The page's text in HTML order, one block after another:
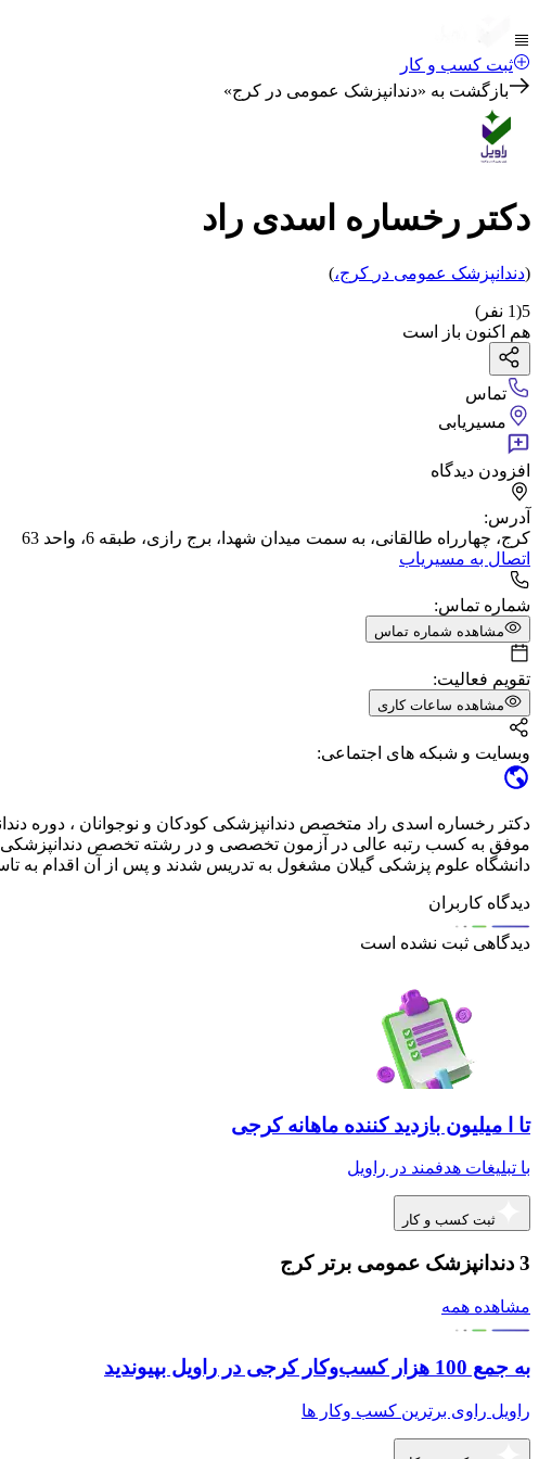
ثبت کسب و کار
بازگشت به «دندانپزشک عمومی در کرج»
دکتر رخساره اسدی راد
(دندانپزشک عمومی در کرج،)
5
(
1 نفر)
هم اکنون باز است
تماس
مسیریابی
افزودن دیدگاه
آدرس:
کرج، چهارراه طالقانی، به سمت میدان شهدا، برج رازی، طبقه 6، واحد 63
اتصال به مسیریاب
شماره تماس:
مشاهده شماره تماس
تقویم فعالیت:
مشاهده ساعات کاری
وبسایت و شبکه های اجتماعی:
دکتر رخساره اسدی راد متخصص دندانپزشکی کودکان و نوجوانان ، دوره
دانشگاه علوم پزشکی گیلان مشغول به تدریس شدند و پس از آن اقدام به
دیدگاه کاربران
دیدگاهی ثبت نشده است
تا ا میلیون بازدید کننده ماهانه کرجی
با تبلیغات هدفمند در راویل
ثبت کسب و کار
3 دندانپزشک عمومی برتر کرج
مشاهده همه
به جمع 100 هزار کسب‌وکار کرجی در راویل بپیوندید
راویل راوی برترین کسب وکار ها